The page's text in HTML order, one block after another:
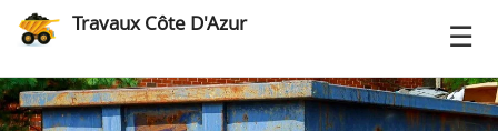
Travaux Côte D'Azur